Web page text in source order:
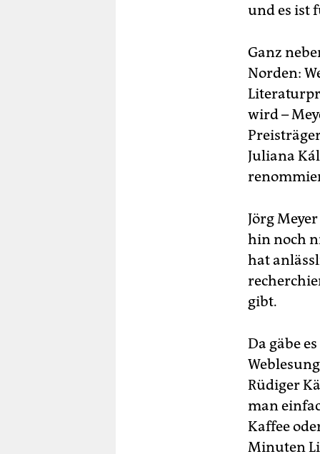
und es ist
Ganz
Norden:
wird –
Juliana
Jörg
hin noch
hat
gibt.
Da gäbe
Rüdiger
man
Kaffee
Minuten